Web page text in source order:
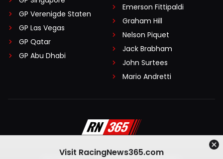
GP Verenigde Staten
GP Las Vegas
GP Qatar
GP Abu Dhabi
Emerson Fittipaldi
Graham Hill
Nelson Piquet
Jack Brabham
John Surtees
Mario Andretti
Visit RacingNews365.com